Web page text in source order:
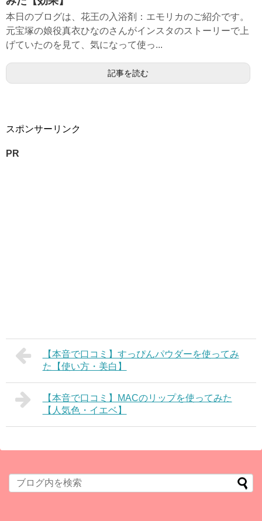
本日のブログは、花王の入浴剤：エモリカのご紹介です。
元宝塚の娘役真衣ひなのさんがインスタのストーリーで上
げていたのを見て、気になって使っ...
記事を読む
スポンサーリンク
PR
【本音で口コミ】すっぴんパウダーを使ってみ
た【使い方・美白】
【本音で口コミ】MACのリップを使ってみた
【人気色・イエベ】